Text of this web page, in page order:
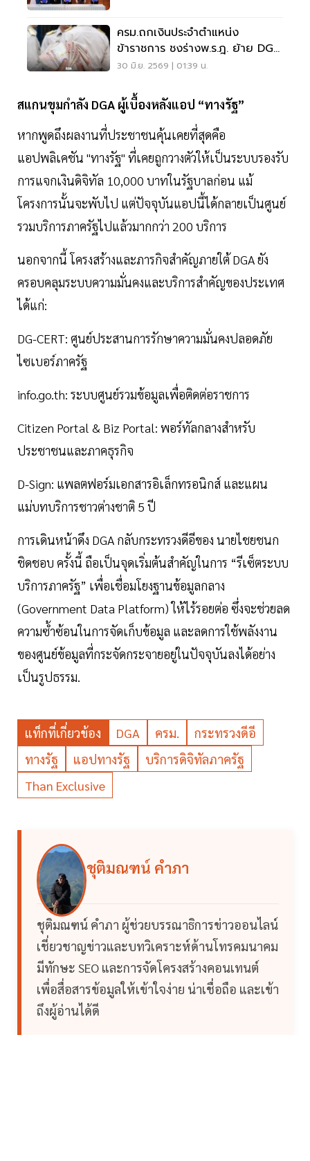
ครม.ถกเงินประจำตำแหน่ง
ข้าราชการ ชงร่างพ.ร.ฎ. ย้าย DGA
กลับกระทรวงดีอี
30 มิ.ย. 2569 | 01:39 น.
สแกนขุมกำลัง DGA ผู้เบื้องหลังแอป “ทางรัฐ”
หากพูดถึงผลงานที่ประชาชนคุ้นเคยที่สุดคือ
แอปพลิเคชัน "ทางรัฐ" ที่เคยถูกวางตัวให้เป็นระบบรองรับ
การแจกเงินดิจิทัล 10,000 บาทในรัฐบาลก่อน แม้
โครงการนั้นจะพับไป แต่ปัจจุบันแอปนี้ได้กลายเป็นศูนย์
รวมบริการภาครัฐไปแล้วมากกว่า 200 บริการ
นอกจากนี้ โครงสร้างและภารกิจสำคัญภายใต้ DGA ยัง
ครอบคลุมระบบความมั่นคงและบริการสำคัญของประเทศ
ได้แก่:
DG-CERT: ศูนย์ประสานการรักษาความมั่นคงปลอดภัย
ไซเบอร์ภาครัฐ
info.go.th: ระบบศูนย์รวมข้อมูลเพื่อติดต่อราชการ
Citizen Portal & Biz Portal: พอร์ทัลกลางสำหรับ
ประชาชนและภาคธุรกิจ
D-Sign: แพลตฟอร์มเอกสารอิเล็กทรอนิกส์ และแผน
แม่บทบริการชาวต่างชาติ 5 ปี
การเดินหน้าดึง DGA กลับกระทรวงดีอีของ นายไชยชนก
ชิดชอบ ครั้งนี้ ถือเป็นจุดเริ่มต้นสำคัญในการ “รีเซ็ตระบบ
บริการภาครัฐ” เพื่อเชื่อมโยงฐานข้อมูลกลาง
(Government Data Platform) ให้ไร้รอยต่อ ซึ่งจะช่วยลด
ความซ้ำซ้อนในการจัดเก็บข้อมูล และลดการใช้พลังงาน
ของศูนย์ข้อมูลที่กระจัดกระจายอยู่ในปัจจุบันลงได้อย่าง
เป็นรูปธรรม.
แท็กที่เกี่ยวข้อง DGA ครม.
กระทรวงดีอี
ทางรัฐ
แอปทางรัฐ
บริการดิจิทัลภาครัฐ
Than Exclusive
ชุติมณฑน์ คำภา
ชุติมณฑน์ คำภา ผู้ช่วยบรรณาธิการข่าวออนไลน์
เชี่ยวชาญข่าวและบทวิเคราะห์ด้านโทรคมนาคม
มีทักษะ SEO และการจัดโครงสร้างคอนเทนต์
เพื่อสื่อสารข้อมูลให้เข้าใจง่าย น่าเชื่อถือ และเข้า
ถึงผู้อ่านได้ดี